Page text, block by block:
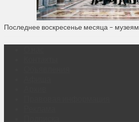
Последнее воскресенье месяца – музеям